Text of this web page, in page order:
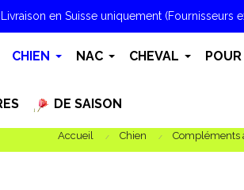
Livraison en Suisse uniquement (Fournisseurs
CHIEN NAC CHEVAL
DE SAISON
Accueil Chien Compléments